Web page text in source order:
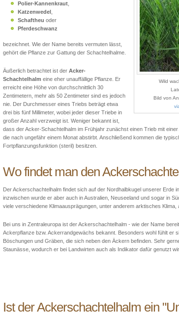
Wild
Bild von
Polier-Kannenkraut
Katzenwedel
Schaftheu oder
Pferdeschwanz
bezeichnet. Wie der Name bereits vermuten lässt,
gehört die Pflanze zur Gattung der Schachtelhalme.
Äußerlich betrachtet ist der Acker-
Schachtelhalm eine eher unauffällige Pflanze. Er
erreicht eine Höhe von durchschnittlich 30
Zentimetern, mehr als 50 Zentimeter sind es jedoch
nie. Der Durchmesser eines Triebs beträgt etwa
drei bis fünf Millimeter, wobei jeder dieser Triebe in
großer Anzahl verzweigt ist. Weniger bekannt ist,
dass der Acker-Schachtelhalm im Frühjahr zunächst einen Trieb mit einer
die nach ungefähr einem Monat abstirbt. Anschließend kommen die
Fortpflanzungsfunktion (steril) besitzen.
Wo findet man den
Der Ackerschachtelhalm findet sich auf der Nordhalbkugel unserer Erde
inzwischen wurde er aber auch in Australien, Neuseeland und sogar in
viele verschiedene Klimaausprägungen, unter anderem arktisches Klima,
Bei uns in Zentraleuropa ist der Ackerschachtelhalm - wie der Name
Ackerpflanze bzw. Ackerrandgewächs bekannt. Besonders wohl fühlt er
Böschungen und Gräben, die sich neben den Äckern befinden. Sehr
Staunässe, wodurch er bei Landwirten auch als Indikator dafür genutzt
Ist der Ackerschachtelhalm ein